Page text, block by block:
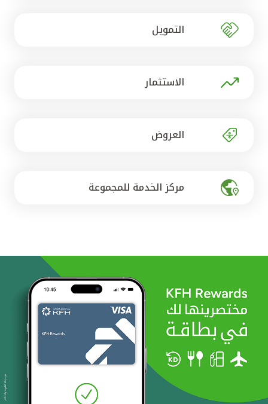
مصر
التمويل
الاستثمار
العروض
مركز الخدمة للمجموعة